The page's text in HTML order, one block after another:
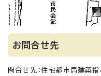
お問合せ先
問合せ先：住宅都市局建築